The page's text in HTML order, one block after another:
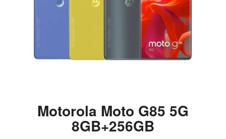
Motorola Moto G85 5G
8GB+256GB